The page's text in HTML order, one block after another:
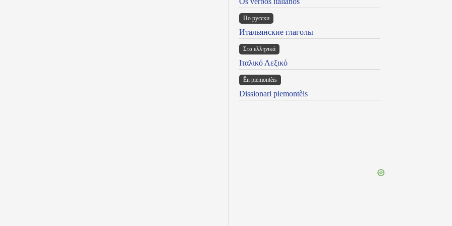
По русски
Итальянские глаголы
Στα ελληνικά
Ιταλικό Λεξικό
Ën piemontèis
Dissionari piemontèis